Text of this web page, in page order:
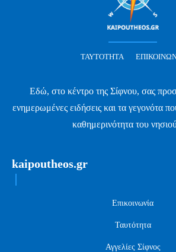
ΤΑΥΤΌΤΗΤΑ
Εδώ, στο κέντρο της Σίφνου, σας
ενημερωμένες ειδήσεις και τα γεγονότα
καθημερινότητα του
kaipoutheos.gr
Επικοινωνία
Ταυτότητα
Αγγελίες Σίφνος